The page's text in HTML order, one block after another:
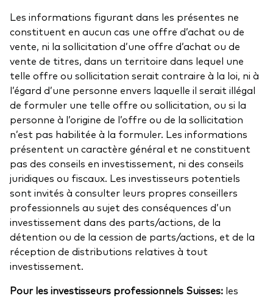
Les informations figurant dans les présentes ne
constituent en aucun cas une offre d’achat ou de
vente, ni la sollicitation d’une offre d’achat ou de
vente de titres, dans un territoire dans lequel une
telle offre ou sollicitation serait contraire à la loi, ni à
l’égard d’une personne envers laquelle il serait illégal
de formuler une telle offre ou sollicitation, ou si la
personne à l’origine de l’offre ou de la sollicitation
n’est pas habilitée à la formuler. Les informations
présentent un caractère général et ne constituent
pas des conseils en investissement, ni des conseils
juridiques ou fiscaux. Les investisseurs potentiels
sont invités à consulter leurs propres conseillers
professionnels au sujet des conséquences d’un
investissement dans des parts/actions, de la
détention ou de la cession de parts/actions, et de la
réception de distributions relatives à tout
investissement.
Pour les investisseurs professionnels Suisses: les